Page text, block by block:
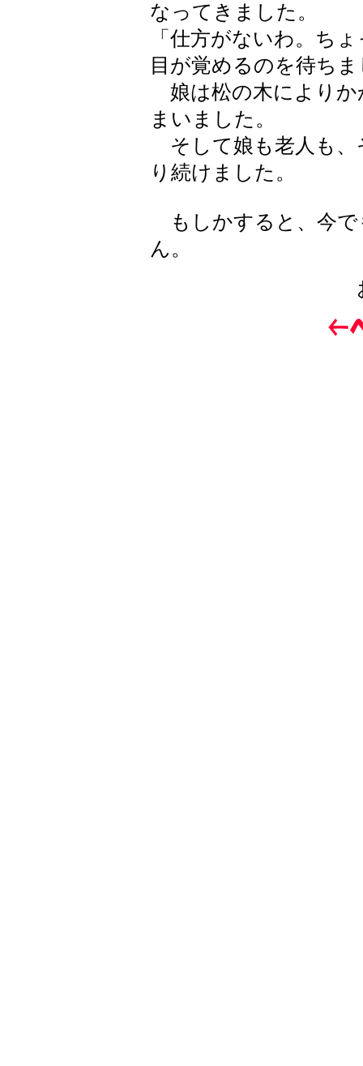
なってきました。
「仕方がないわ。ち
目が覚めるのを待ち
娘は松の木によりか
まいました。
そして娘も老人も、
り続けました。
もしかすると、今で
ん。